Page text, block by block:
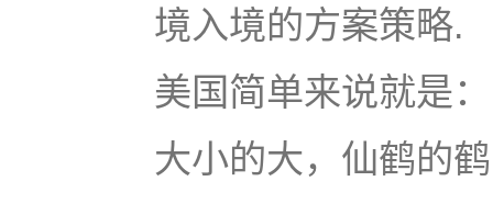
境入境的方案策略.
美国简单来说就是
大小的大，仙鹤的